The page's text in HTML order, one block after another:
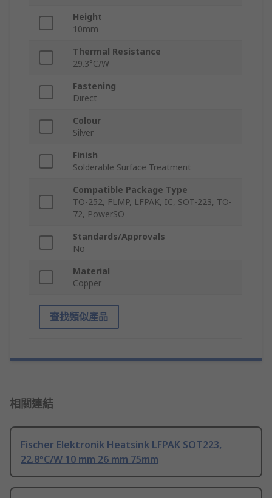
Height
10mm
Thermal Resistance
29.3°C/W
Fastening
Direct
Colour
Silver
Finish
Solderable Surface Treatment
Compatible Package Type
TO-252, FLMP, LFPAK, IC, SOT-223, TO-
72, PowerSO
Standards/Approvals
No
Material
Copper
查找類似產品
相關連結
Fischer Elektronik Heatsink LFPAK SOT223,
22.8°C/W 10 mm 26 mm 75mm